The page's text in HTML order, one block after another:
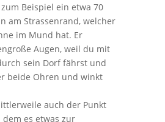
Beispiel ein etwa 70
am Strassenrand, welcher
im Mund hat. Er
Augen, weil du mit
sein Dorf fährst und
beide Ohren und winkt
auch der Punkt
dem es etwas zur